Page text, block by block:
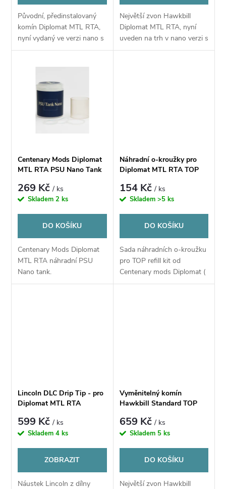
d
u
d
u
Původní, předinstalovaný
komín Diplomat MTL RTA,
nyní vydaný ve verzi nano s
horním plněním.
Největší zvon Hawkbill
Diplomat MTL RTA, nyní
uveden na trh v nano verzi s
vrchním plněním.
Centenary Mods Diplomat
MTL RTA PSU Nano Tank
269 Kč/ ks
Skladem2 ks
DO KOŠÍKU
Centenary Mods Diplomat
MTL RTA náhradní PSU
Nano tank.
Náhradní o-kroužky pro
Diplomat MTL RTA TOP
154 Kč/ ks
Skladem >5 ks
DO KOŠÍKU
Sada náhradních o-kroužku
pro TOP refill kit od
Centenary mods Diplomat (
Pouze pro top refill a konec
Lincoln DLC Drip Tip - pro
Diplomat MTL RTA
599 Kč/ ks
Skladem4 ks
ZOBRAZIT
Náustek Lincoln z dílny
Vyměnitelný komín
Hawkbill Standard TOP
Diplomat MTL RTA
659 Kč/ ks
Skladem 5 ks
DO KOŠÍKU
Největší zvon Hawkbill